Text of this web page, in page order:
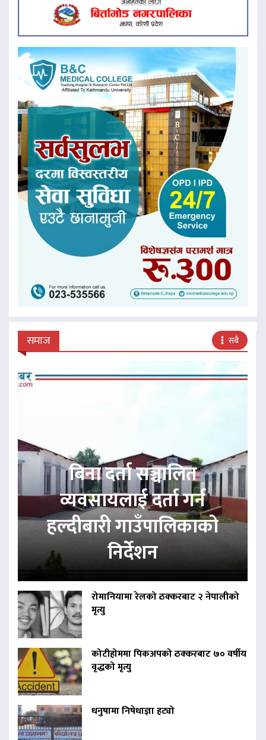
समाज सबै
बिना दर्ता सञ्चालित
व्यवसायलाई दर्ता गर्न
हल्दीबारी गाउँपालिकाको
निर्देशन
रोमानियामा रेलको ठक्करबाट २ नेपालीको
मृत्यु
कोटीहोममा पिकअपको ठक्करबाट ७० वर्षीय
वृद्धको मृत्यु
धनुषामा निषेधाज्ञा हट्यो